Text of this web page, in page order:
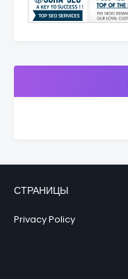
СТРАНИЦЫ
Privacy Policy